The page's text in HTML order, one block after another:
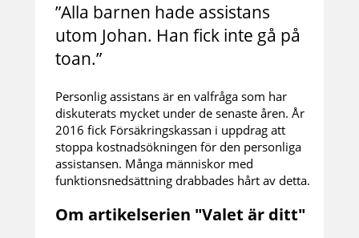
”Alla barnen hade assistans
utom Johan. Han fick inte gå på
toan.”
Personlig assistans är en valfråga som har
diskuterats mycket under de senaste åren. År
2016 fick Försäkringskassan i uppdrag att
stoppa kostnadsökningen för den personliga
assistansen. Många människor med
funktionsnedsättning drabbades hårt av detta.
Om artikelserien "Valet är ditt"